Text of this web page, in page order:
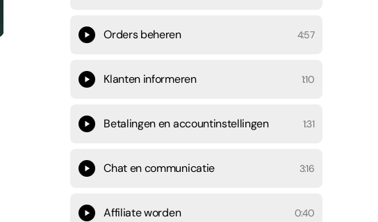
Orders beheren 4:57
Klanten informeren 1:10
Betalingen en accountinstellingen 1:31
Chat en communicatie 3:16
Affiliate worden 0:40